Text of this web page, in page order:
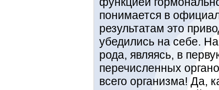
понимается в
результатам это
убедились на себе.
рода, являясь, в
перечисленных
всего организма! Да,